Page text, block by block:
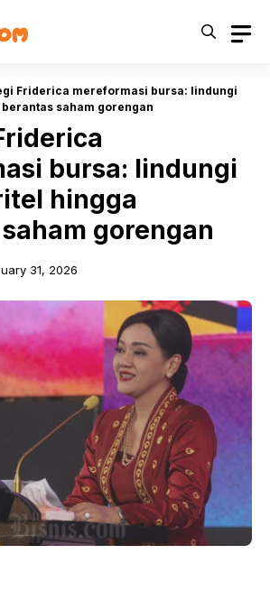
Friderica mereformasi bursa: lindungi
saham gorengan
bursa: lindungi
hingga
gorengan
31, 2026